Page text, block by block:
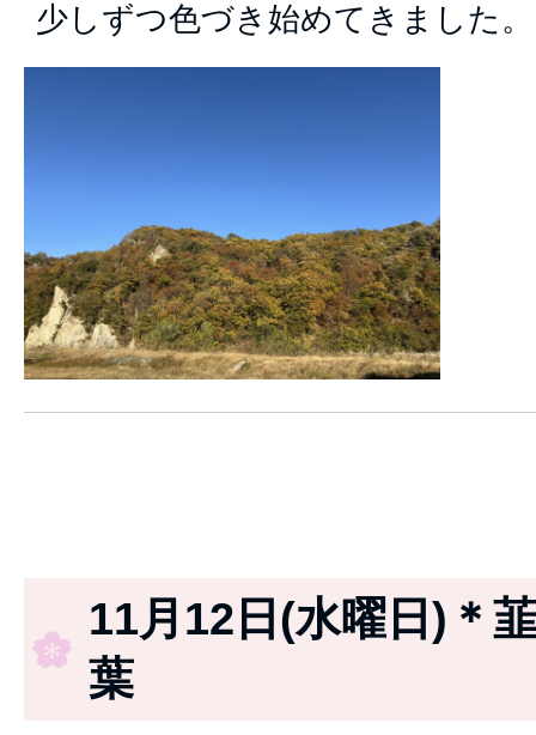
少しずつ色づき始めてきました。
11月12日(水曜日)＊
葉